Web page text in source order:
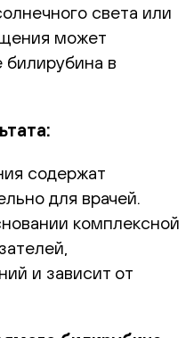
света или
может
в
содержат
для врачей.
комплексной
и зависит от